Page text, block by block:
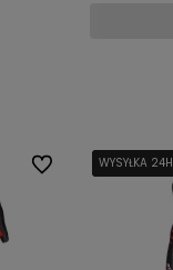
Do ulubionychWYSYŁKA 24H
WYSYŁKA 24H
WYSYŁKA 24H